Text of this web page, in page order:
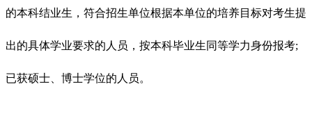
的本科结业生，符合招生单位根据本单位的培养目标对考生提
出的具体学业要求的人员，按本科毕业生同等学力身份报考;
已获硕士、博士学位的人员。